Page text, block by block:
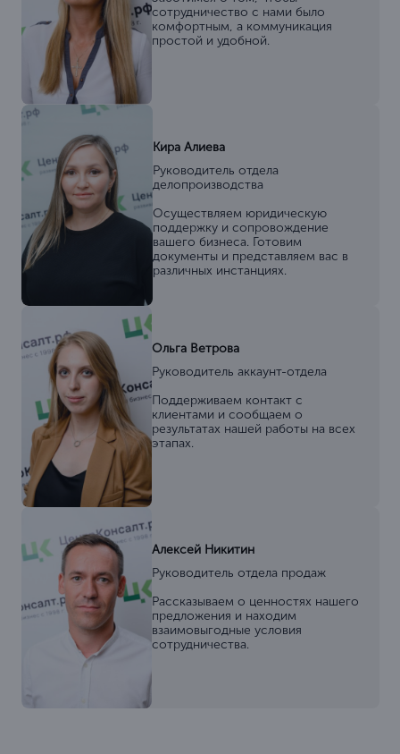
сотрудничество с нами было
комфортным, а коммуникация
простой и удобной.
Кира Алиева
Руководитель отдела
делопроизводства
Осуществляем юридическую
поддержку и сопровождение
вашего бизнеса. Готовим
документы и представляем вас в
различных инстанциях.
Ольга Ветрова
Руководитель аккаунт-отдела
Поддерживаем контакт с
клиентами и сообщаем о
результатах нашей работы на всех
этапах.
Алексей Никитин
Руководитель отдела продаж
Рассказываем о ценностях нашего
предложения и находим
взаимовыгодные условия
сотрудничества.